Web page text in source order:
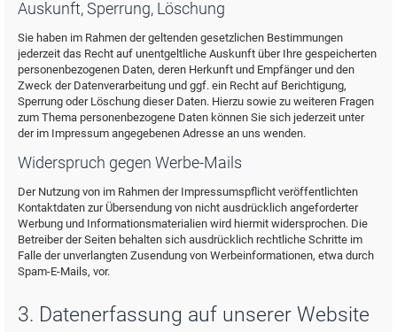
Auskunft, Sperrung, Löschung
Sie haben im Rahmen der geltenden gesetzlichen Bestimmungen
jederzeit das Recht auf unentgeltliche Auskunft über Ihre gespeicherten
personenbezogenen Daten, deren Herkunft und Empfänger und den
Zweck der Datenverarbeitung und ggf. ein Recht auf Berichtigung,
Sperrung oder Löschung dieser Daten. Hierzu sowie zu weiteren Fragen
zum Thema personenbezogene Daten können Sie sich jederzeit unter
der im Impressum angegebenen Adresse an uns wenden.
Widerspruch gegen Werbe-Mails
Der Nutzung von im Rahmen der Impressumspflicht veröffentlichten
Kontaktdaten zur Übersendung von nicht ausdrücklich angeforderter
Werbung und Informationsmaterialien wird hiermit widersprochen. Die
Betreiber der Seiten behalten sich ausdrücklich rechtliche Schritte im
Falle der unverlangten Zusendung von Werbeinformationen, etwa durch
Spam-E-Mails, vor.
3. Datenerfassung auf unserer Website